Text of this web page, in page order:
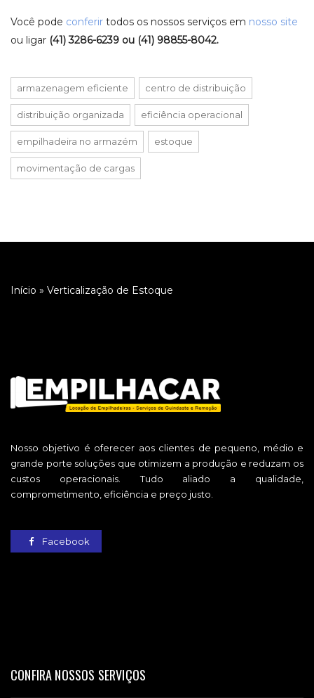
Você pode conferir todos os nossos serviços em nosso site
ou ligar (41) 3286-6239 ou (41) 98855-8042.
armazenagem eficiente centro de distribuição
distribuição organizada eficiência operacional
empilhadeira no armazém estoque
movimentação de cargas
Início » Verticalização de Estoque
Nosso objetivo é oferecer aos clientes de pequeno, médio e
grande porte soluções que otimizem a produção e reduzam os
custos operacionais. Tudo aliado a qualidade,
comprometimento, eficiência e preço justo.
Facebook
CONFIRA NOSSOS SERVIÇOS